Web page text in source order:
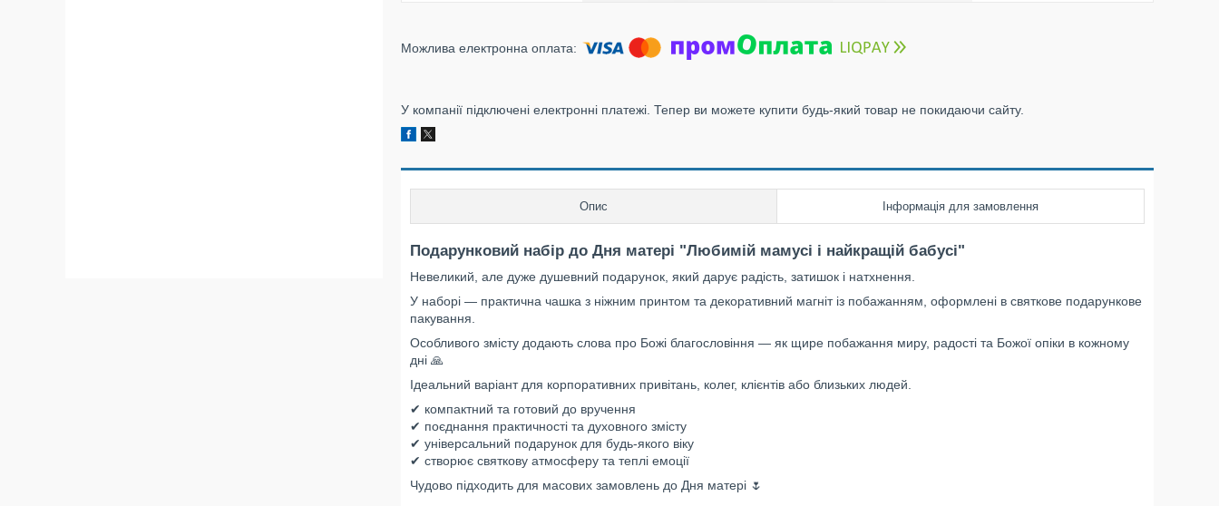
У компанії підключені електронні платежі. Тепер ви можете купити будь-який товар не покидаючи сайту.
Опис Інформація для замовлення
Подарунковий набір до Дня матері "Любимій мамусі і найкращій бабусі"
Невеликий, але дуже душевний подарунок, який дарує радість, затишок і натхнення.
У наборі — практична чашка з ніжним принтом та декоративний магніт із побажанням, оформлені в святкове подарункове
пакування.
Особливого змісту додають слова про Божі благословіння — як щире побажання миру, радості та Божої опіки в кожному
дні 🙏
Ідеальний варіант для корпоративних привітань, колег, клієнтів або близьких людей.
✔ компактний та готовий до вручення
✔ поєднання практичності та духовного змісту
✔ універсальний подарунок для будь-якого віку
✔ створює святкову атмосферу та теплі емоції
Чудово підходить для масових замовлень до Дня матері 🌷